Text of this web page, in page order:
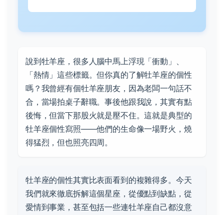
說到牡羊座，很多人腦中馬上浮現「衝動」、
「熱情」這些標籤。但你真的了解牡羊座的個性
嗎？我曾經有個牡羊座朋友，因為老闆一句話不
合，當場拍桌子辭職。事後他跟我說，其實有點
後悔，但當下那股火就是壓不住。這就是典型的
牡羊座個性寫照——他們的生命像一場野火，燒
得猛烈，但也照亮四周。
牡羊座的個性其實比表面看到的複雜得多。今天
我們就來徹底拆解這個星座，從優點到缺點，從
愛情到事業，甚至包括一些連牡羊座自己都沒意